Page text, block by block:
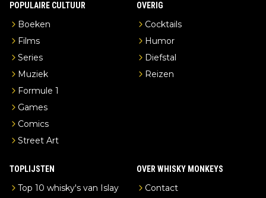
POPULAIRE CULTUUR
Boeken
Films
Series
Muziek
Formule 1
Games
Comics
Street Art
OVERIG
Cocktails
Humor
Diefstal
Reizen
TOPLIJSTEN
Top 10 whisky's van Islay
OVER WHISKY MONKEYS
Contact